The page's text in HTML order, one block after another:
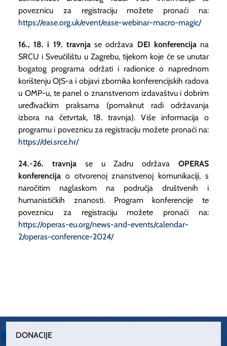
poveznicu za registraciju možete pronaći na:
https://ease.org.uk/event/ease-webinar-macro-magic/
16., 18. i 19. travnjase održava DEI konferencija na
SRCU i Sveučilištu u Zagrebu, tijekom koje će se unutar
bogatog programa održati i radionice o naprednom
korištenju OJS-a i objavi zbornika konferencijskih radova
u OMP-u, te panel o znanstvenom izdavaštvu i dobrim
uređivačkim praksama (pomaknut radi održavanja
izbora na četvrtak, 18. travnja). Više informacija o
programu i poveznicu za registraciju možete pronaći na:
https://dei.srce.hr/
24.-26. travnjase u Zadru održavaOPERAS
konferencija o otvorenoj znanstvenoj komunikaciji, s
naročitim naglaskom na područja društvenih i
humanističkih znanosti. Program konferencije te
poveznicu za registraciju možete pronaći na:
https://operas-eu.org/news-and-events/calendar-
2/operas-conference-2024/
DONACIJE